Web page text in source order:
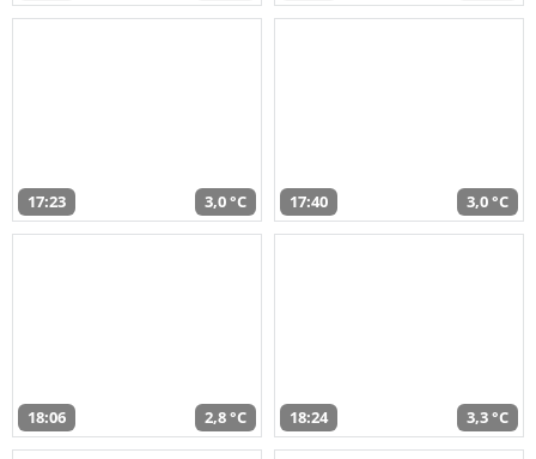
17:23 3,0 °C 17:40 3,0 °C
18:06 2,8 °C 18:24 3,3 °C